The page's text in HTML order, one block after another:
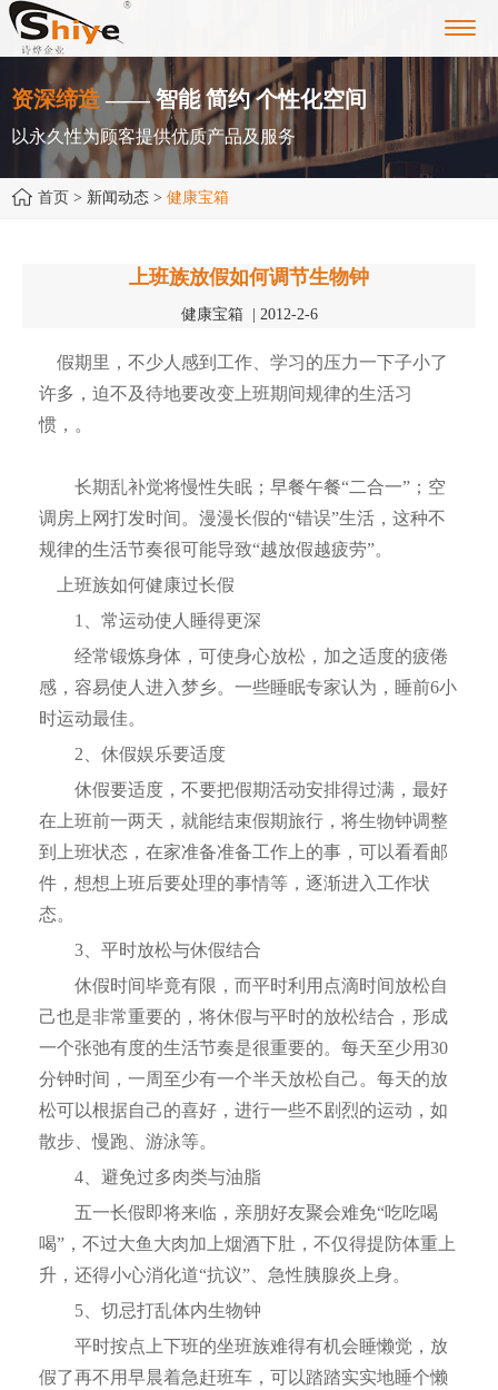
资深缔造 —— 智能 简约 个性化空间
以永久性为顾客提供优质产品及服务
首页 > 新闻动态 > 健康宝箱
上班族放假如何调节生物钟
健康宝箱 | 2012-2-6
假期里，不少人感到工作、学习的压力一下子小了
许多，迫不及待地要改变上班期间规律的生活习
惯，。
长期乱补觉将慢性失眠；早餐午餐“二合一”；空
调房上网打发时间。漫漫长假的“错误”生活，这种不
规律的生活节奏很可能导致“越放假越疲劳”。
上班族如何健康过长假
1、常运动使人睡得更深
经常锻炼身体，可使身心放松，加之适度的疲倦
感，容易使人进入梦乡。一些睡眠专家认为，睡前6小
时运动最佳。
2、休假娱乐要适度
休假要适度，不要把假期活动安排得过满，最好
在上班前一两天，就能结束假期旅行，将生物钟调整
到上班状态，在家准备准备工作上的事，可以看看邮
件，想想上班后要处理的事情等，逐渐进入工作状
态。
3、平时放松与休假结合
休假时间毕竟有限，而平时利用点滴时间放松自
己也是非常重要的，将休假与平时的放松结合，形成
一个张弛有度的生活节奏是很重要的。每天至少用30
分钟时间，一周至少有一个半天放松自己。每天的放
松可以根据自己的喜好，进行一些不剧烈的运动，如
散步、慢跑、游泳等。
4、避免过多肉类与油脂
五一长假即将来临，亲朋好友聚会难免“吃吃喝
喝”，不过大鱼大肉加上烟酒下肚，不仅得提防体重上
升，还得小心消化道“抗议”、急性胰腺炎上身。
5、切忌打乱体内生物钟
平时按点上下班的坐班族难得有机会睡懒觉，放
假了再不用早晨着急赶班车，可以踏踏实实地睡个懒